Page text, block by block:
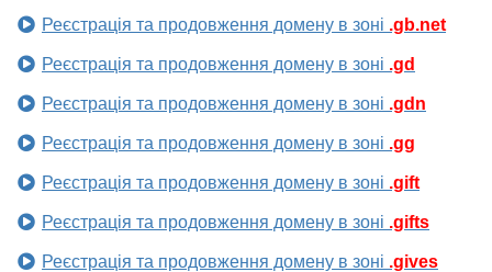
Реєстрація та продовження домену в зоні .gb.net
Реєстрація та продовження домену в зоні .gd
Реєстрація та продовження домену в зоні .gdn
Реєстрація та продовження домену в зоні .gg
Реєстрація та продовження домену в зоні .gift
Реєстрація та продовження домену в зоні .gifts
Реєстрація та продовження домену в зоні .gives